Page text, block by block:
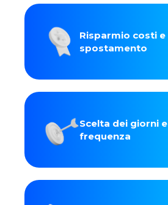
Risparmio costi
spostamento
Scelta dei giorni
frequenza